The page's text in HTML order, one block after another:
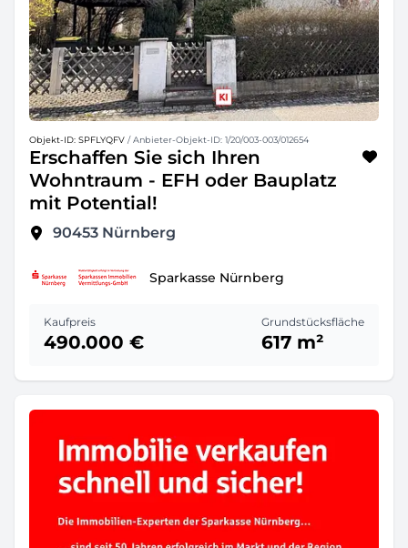
Objekt-ID: SPFLYQFV / Anbieter-Objekt-ID: 1/20/003-003/012654
Erschaffen Sie sich Ihren
Wohntraum - EFH oder Bauplatz
mit Potential!
90453 Nürnberg
Sparkasse Nürnberg
Kaufpreis
490.000 €
Grundstücksfläche
617 m²